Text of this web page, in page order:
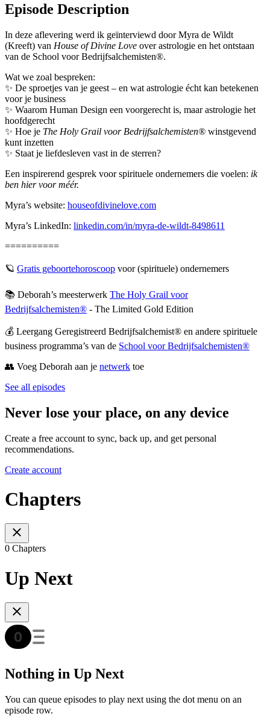
Episode Description
In deze aflevering werd ik geïnterviewd door Myra de Wildt
(Kreeft) van House of Divine Love over astrologie en het ontstaan
van de School voor Bedrijfsalchemisten®.
Wat we zoal bespreken:
✨ De sproetjes van je geest – en wat astrologie écht kan betekenen
voor je business
✨ Waarom Human Design een voorgerecht is, maar astrologie het
hoofdgerecht
✨ Hoe je The Holy Grail voor Bedrijfsalchemisten® winstgevend
kunt inzetten
✨ Staat je liefdesleven vast in de sterren?
Een inspirerend gesprek voor spirituele ondernemers die voelen: ik
ben hier voor méér.
Myra’s website: houseofdivinelove.com
Myra’s LinkedIn: linkedin.com/in/myra-de-wildt-8498611
==========
🪐 ⁠ ⁠⁠⁠⁠⁠⁠⁠⁠⁠⁠⁠⁠⁠⁠⁠⁠⁠⁠⁠⁠⁠⁠⁠⁠⁠⁠⁠⁠⁠⁠⁠Gratis geboortehoroscoop⁠⁠⁠⁠⁠⁠⁠⁠⁠⁠⁠⁠⁠⁠⁠⁠⁠⁠⁠⁠⁠⁠⁠⁠⁠⁠⁠⁠⁠⁠⁠ ⁠ voor (spirituele) ondernemers
📚 Deborah’s meesterwerk ⁠ ⁠⁠⁠⁠⁠⁠⁠⁠⁠⁠⁠⁠⁠⁠⁠⁠⁠⁠⁠⁠⁠⁠⁠⁠⁠⁠⁠⁠⁠⁠⁠The Holy Grail voor
Bedrijfsalchemisten®⁠⁠⁠⁠⁠⁠⁠⁠⁠⁠⁠⁠⁠⁠⁠⁠⁠⁠⁠⁠⁠⁠⁠⁠⁠⁠⁠⁠⁠⁠⁠ ⁠ - The Limited Gold Edition⁠
💰 Leergang Geregistreerd Bedrijfsalchemist® en andere spirituele
business programma’s van de ⁠⁠⁠⁠⁠⁠⁠⁠⁠⁠⁠⁠⁠⁠⁠⁠⁠⁠⁠⁠⁠⁠⁠⁠⁠⁠⁠⁠⁠⁠School voor Bedrijfsalchemisten®⁠⁠⁠⁠⁠⁠⁠⁠⁠⁠⁠⁠⁠⁠⁠⁠⁠⁠⁠⁠⁠⁠⁠⁠⁠⁠⁠⁠⁠⁠
👥 Voeg Deborah aan je ⁠⁠⁠⁠⁠⁠⁠⁠⁠⁠⁠⁠⁠⁠⁠⁠⁠⁠⁠⁠⁠⁠⁠⁠⁠⁠⁠⁠⁠⁠⁠⁠netwerk⁠⁠⁠⁠⁠⁠⁠⁠⁠⁠⁠⁠⁠⁠⁠⁠⁠⁠⁠⁠⁠⁠⁠⁠⁠⁠⁠⁠⁠⁠⁠⁠ toe
See all episodes
Never lose your place, on any device
Create a free account to sync, back up, and get personal
recommendations.
Create account
Chapters
0 Chapters
Up Next
Nothing in Up Next
You can queue episodes to play next using the dot menu on an
episode row.